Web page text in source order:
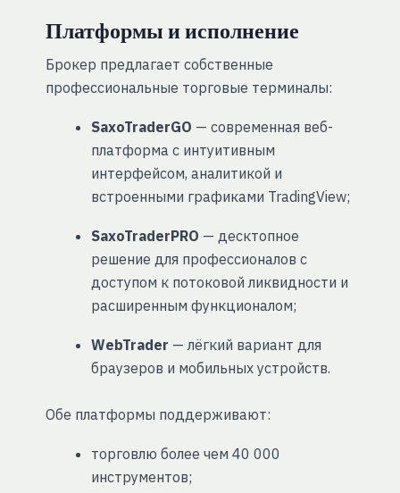
Платформы и исполнение
Брокер предлагает собственные
профессиональные торговые терминалы:
SaxoTraderGO — современная веб-
платформа с интуитивным
интерфейсом, аналитикой и
встроенными графиками TradingView;
SaxoTraderPRO — десктопное
решение для профессионалов с
доступом к потоковой ликвидности и
расширенным функционалом;
WebTrader — лёгкий вариант для
браузеров и мобильных устройств.
Обе платформы поддерживают:
торговлю более чем 40 000
инструментов;